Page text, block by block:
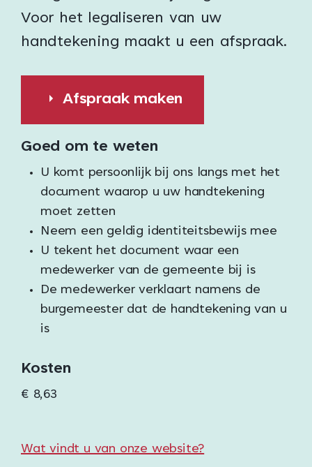
Voor het legaliseren van uw
handtekening maakt u een afspraak.
Afspraak maken
Goed om te weten
U komt persoonlijk bij ons langs met het
document waarop u uw handtekening
moet zetten
Neem een geldig identiteitsbewijs mee
U tekent het document waar een
medewerker van de gemeente bij is
De medewerker verklaart namens de
burgemeester dat de handtekening van u
is
Kosten
€ 8,63
Wat vindt u van onze website?